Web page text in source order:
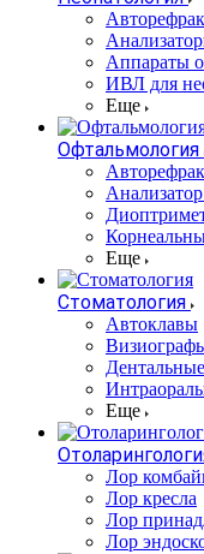
Аппараты
ИВЛ для
Еще
Офтальмология
Еще
Стоматология
Автоклавы
Еще
Лор
Лор кресла
Лор
Лор